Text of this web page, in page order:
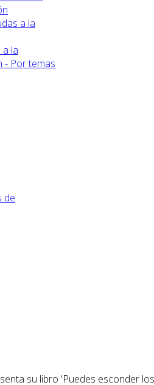
a la
a la
- Por temas
de
su libro 'Puedes esconder